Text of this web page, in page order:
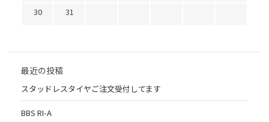
30
31
最近の投稿
スタッドレスタイヤご注文受付してます
BBS RI-A